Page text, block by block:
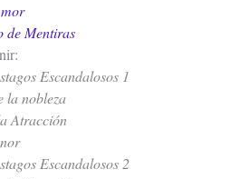
de Mentiras
Escandalosos 1
la nobleza
Atracción
Escandalosos 2